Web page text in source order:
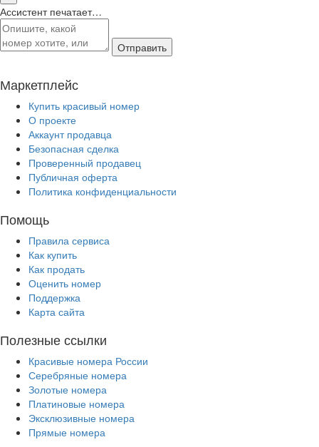
Ассистент печатает…
Отправить
Маркетплейс
Купить красивый номер
О проекте
Аккаунт продавца
Безопасная сделка
Проверенный продавец
Публичная оферта
Политика конфиденциальности
Помощь
Правила сервиса
Как купить
Как продать
Оценить номер
Поддержка
Карта сайта
Полезные ссылки
Красивые номера России
Серебряные номера
Золотые номера
Платиновые номера
Эксклюзивные номера
Прямые номера